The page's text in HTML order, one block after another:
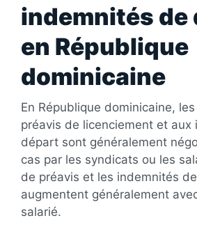
indemnités de
en République
dominicaine
En République dominicaine,
préavis de licenciement et aux
départ sont généralement
cas par les syndicats ou les
de préavis et les indemnités
augmentent généralement
salarié.